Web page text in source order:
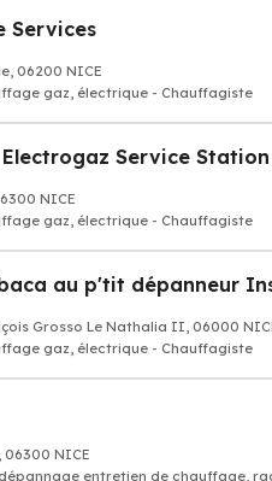
Services
06200 NICE
gaz, électrique - Chauffagiste
NICE
gaz, électrique - Chauffagiste
Grosso Le Nathalia II, 06000
gaz, électrique - Chauffagiste
06300 NICE
entretien de chauffage,